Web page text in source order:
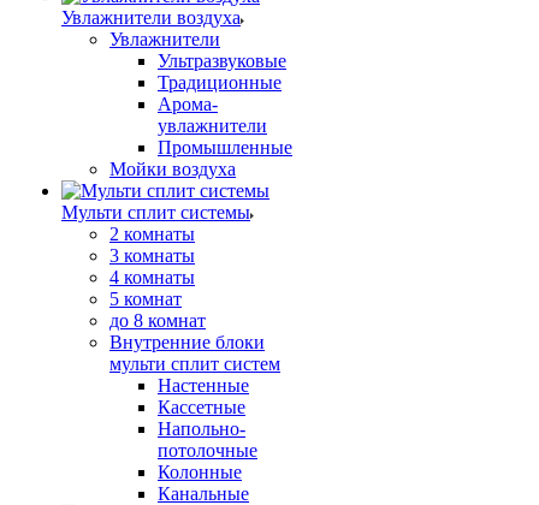
Увлажнители воздуха
Увлажнители
Ультразвуковые
Традиционные
Арома-
увлажнители
Промышленные
Мойки воздуха
Мульти сплит системы
2 комнаты
3 комнаты
4 комнаты
5 комнат
до 8 комнат
Внутренние блоки
мульти сплит систем
Настенные
Кассетные
Напольно-
потолочные
Колонные
Канальные